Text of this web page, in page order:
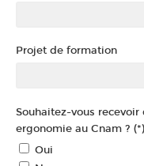
Projet de formation
Souhaitez-vous
ergonomie au Cnam ? (*)
Oui